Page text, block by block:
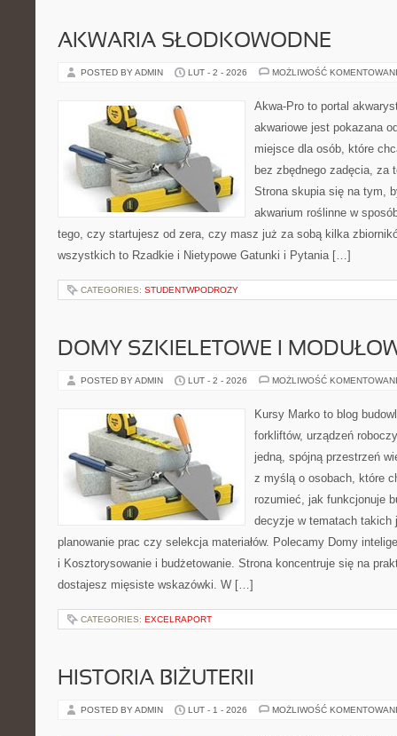
AKWARIA SŁODKOWODNE
POSTED BY ADMIN LUT - 2 - 2026 MOŻLIWOŚĆ
Akwa-Pro to portal
akwariowe jest pokazana
miejsce dla osób, które
bez zbędnego zadęcia, za
Strona skupia się na tym,
akwarium roślinne w
tego, czy startujesz od zera, czy masz już za sobą kilka
wszystkich to Rzadkie i Nietypowe Gatunki i Pytania […]
CATEGORIES: STUDENTWPODROZY
DOMY SZKIELETOWE I
POSTED BY ADMIN LUT - 2 - 2026 MOŻLIWOŚĆ
Kursy Marko to blog
forkliftów, urządzeń
jedną, spójną przestrzeń
z myślą o osobach, które
rozumieć, jak funkcjonuje
decyzje w tematach
planowanie prac czy selekcja materiałów. Polecamy Domy
i Kosztorysowanie i budżetowanie. Strona koncentruje się na
dostajesz mięsiste wskazówki. W […]
CATEGORIES: EXCELRAPORT
HISTORIA BIŻUTERII
POSTED BY ADMIN LUT - 1 - 2026 MOŻLIWOŚĆ